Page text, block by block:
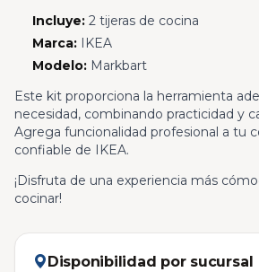
Incluye:2 tijeras de cocina
Marca:IKEA
Modelo:Markbart
Este kit proporciona la herramienta
necesidad, combinando practicidad y
Agrega funcionalidad profesional a tu
confiable de IKEA.
¡Disfruta de una experiencia más
cocinar!
Disponibilidad por sucursal